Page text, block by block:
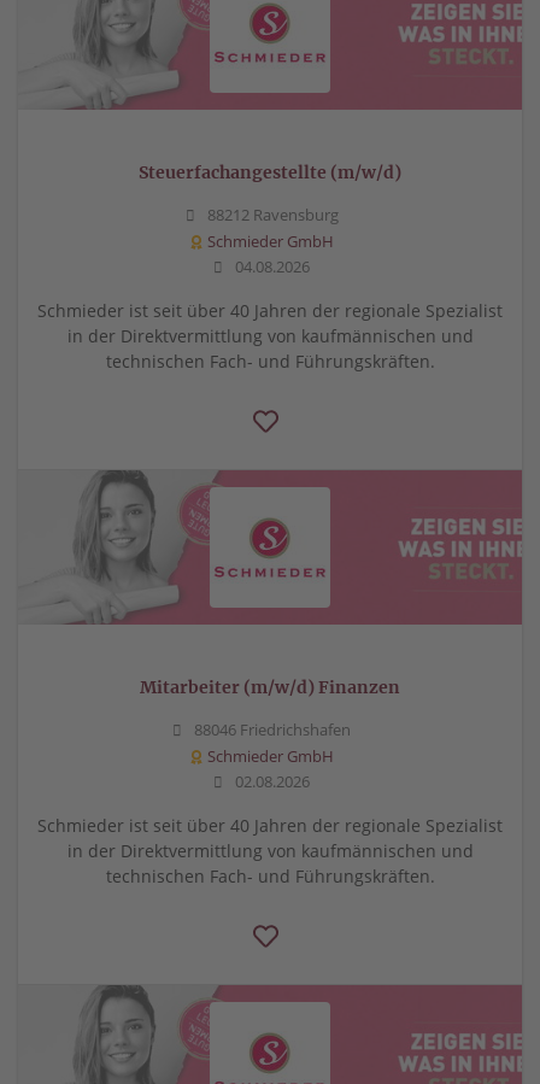
Steuerfachangestellte (m/w/d)
88212 Ravensburg
Schmieder GmbH
04.08.2026
Schmieder ist seit über 40 Jahren der regionale Spezialist
in der Direktvermittlung von kaufmännischen und
technischen Fach- und Führungskräften.
Mitarbeiter (m/w/d) Finanzen
88046 Friedrichshafen
Schmieder GmbH
02.08.2026
Schmieder ist seit über 40 Jahren der regionale Spezialist
in der Direktvermittlung von kaufmännischen und
technischen Fach- und Führungskräften.